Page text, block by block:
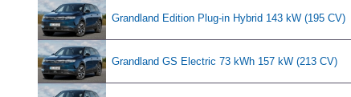
Grandland Edition Plug-in Hybrid 143 kW (195 CV)
Grandland GS Electric 73 kWh 157 kW (213 CV)